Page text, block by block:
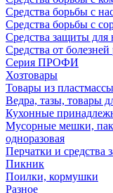
Средства борьбы с
Средства борьбы с
Средства защиты для
Средства от болезней
Серия ПРОФИ
Хозтовары
Товары из пластмассы
Ведра, тазы, товары
Кухонные
Мусорные мешки,
одноразовая
Перчатки и средства
Пикник
Поилки, кормушки
Разное